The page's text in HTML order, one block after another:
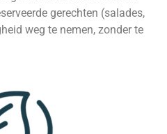
gerechten (salades,
weg te nemen, zonder te